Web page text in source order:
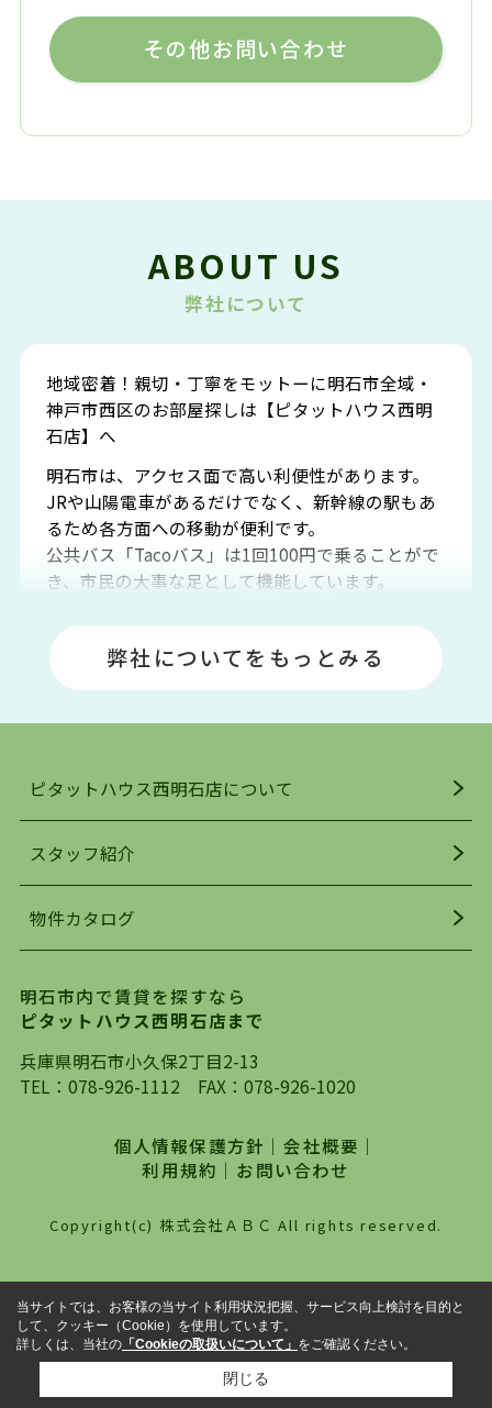
その他お問い合わせ
ABOUT US
弊社について
地域密着！親切・丁寧をモットーに明石市全域・
神戸市西区のお部屋探しは【ピタットハウス西明
石店】へ
明石市は、アクセス面で高い利便性があります。
JRや山陽電車があるだけでなく、新幹線の駅もあ
るため各方面への移動が便利です。
公共バス「Tacoバス」は1回100円で乗ることがで
き、市民の大事な足として機能しています。
場や釣りスポットが多くあります。JR「大久保
駅」周辺には、ビブレ・イオンをはじめとした買
い物施設も多くあり、買い物にも困りません。
明石駅・西明石駅を中心に、明石市・神戸市西区
でお部屋探している方は、ぜひ当ＨＰにて物件を
お探しになってください。弊社は、スタッフの平
を行っており地域最大級の情報取扱量を誇ってお
ります。店頭で限られた物件をご紹介する、従来
自身でインターネットを利用し、理想のお部屋を
探していただき、選択していただいた物件情報に
対して、専門知識を持ったスタッフがサポートさ
せていただくスタイルを心がけております。私た
は、一度だけでは終わらない、お客様との末長い
お付き合いです。初めての一人暮らしから、就
職・ご結婚・売買物件の購入、などなど一生涯に
わたる、良きアドバイザーとして、地域に密着し
た営業スタイルで様々なお役立ちができればと強
わせください。
弊社についてをもっとみる
ピタットハウス西明石店について
スタッフ紹介
物件カタログ
明石市内で賃貸を探すなら
ピタットハウス西明石店まで
兵庫県明石市小久保2丁目2-13
TEL： 078-926-1112 FAX：078-926-1020
個人情報保護方針 ｜会社概要 ｜
利用規約 ｜ お問い合わせ
Copyright(c) 株式会社ＡＢＣ All rights reserved.
当サイトでは、お客様の当サイト利用状況把握、サービス向上検討を目的と
して、クッキー（Cookie）を使用しています。
詳しくは、当社の 「Cookieの取扱いについて」 をご確認ください。
閉じる